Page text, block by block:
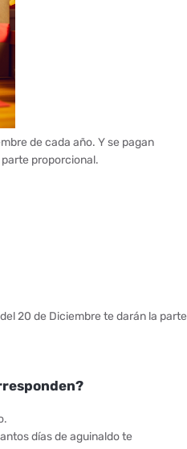
de cada año. Y se pagan
parte proporcional.
20 de Diciembre te darán la parte
días de aguinaldo te